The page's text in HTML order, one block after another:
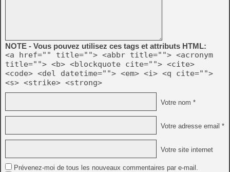
NOTE - Vous pouvez utilisez ces tags et attributs HTML:
<a href="" title=""> <abbr title=""> <acronym
title=""> <b> <blockquote cite=""> <cite>
<code> <del datetime=""> <em> <i> <q cite="">
<s> <strike> <strong>
Votre nom *
Votre adresse email *
Votre site internet
Prévenez-moi de tous les nouveaux commentaires par e-mail.